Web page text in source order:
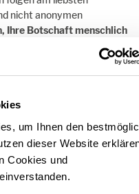
um Ihnen den
dieser Website
Cookies und
einverstanden.
nicht anonymen
Ihre Botschaft menschlich
als zentrale Person in
Ort und den hiesigen
kommt diesem Wunsch der
deswegen so gut).